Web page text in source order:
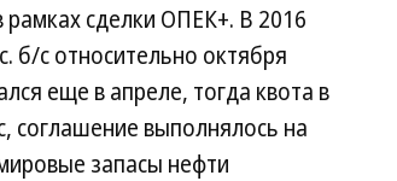
рамках сделки ОПЕК+. В 2016
б/с относительно октября
еще в апреле, тогда квота в
соглашение выполнялось на
запасы нефти